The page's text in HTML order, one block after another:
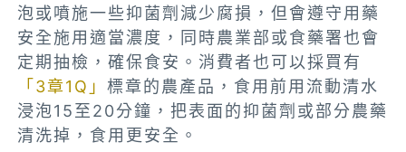
泡或噴施一些抑菌劑減少腐損，但會遵守用藥
安全施用適當濃度，同時農業部或食藥署也會
定期抽檢，確保食安。消費者也可以採買有
「3章1Q」標章的農產品，食用前用流動清水
浸泡15至20分鐘，把表面的抑菌劑或部分農藥
清洗掉，食用更安全。